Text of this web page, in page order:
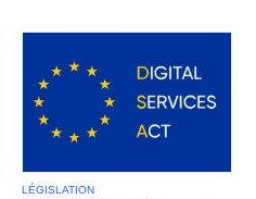
LÉGISLATION